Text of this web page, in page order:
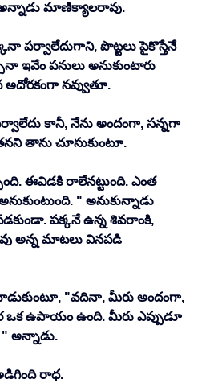
మాణిక్యాలరావు.
పర్వాలేదుగాని, పొట్టలు పైకొస్తేనే
ఇవేం పనులు అనుకుంటారు
నవ్వుతూ.
కానీ, నేను అందంగా, సన్నగా
తాను చూసుకుంటూ.
ఈవిడకి రాలేనట్టుంది. ఎంత
" అనుకున్నాడు
పక్కనే ఉన్న శివరాంకి,
అన్న మాటలు వినపడి
"వదినా, మీరు అందంగా,
ఒక ఉపాయం ఉంది. మీరు ఎప్పుడూ
అన్నాడు.
రాధ.